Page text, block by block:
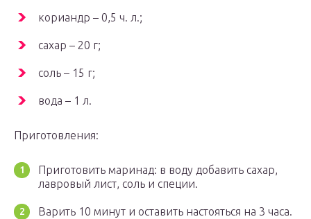
кориандр – 0,5 ч. л.;
сахар – 20 г;
соль – 15 г;
вода – 1 л.
Приготовления:
Приготовить маринад: в воду добавить сахар,
лавровый лист, соль и специи.
Варить 10 минут и оставить настояться на 3 часа.